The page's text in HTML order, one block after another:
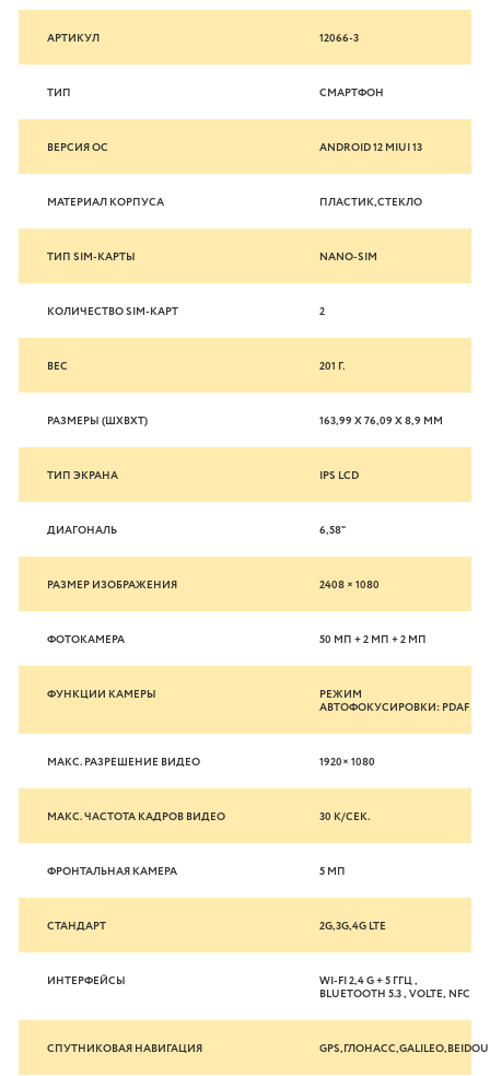
АРТИКУЛ 12066-3
ТИП СМАРТФОН
ВЕРСИЯ ОС ANDROID 12 MIUI 13
МАТЕРИАЛ КОРПУСА ПЛАСТИК,СТЕКЛО
ТИП SIM-КАРТЫ NANO-SIM
КОЛИЧЕСТВО SIM-КАРТ 2
ВЕС 201 Г.
РАЗМЕРЫ (ШXВXТ) 163,99 Х 76,09 Х 8,9 ММ
ТИП ЭКРАНА IPS LCD
ДИАГОНАЛЬ 6,58"
РАЗМЕР ИЗОБРАЖЕНИЯ 2408 × 1080
ФОТОКАМЕРА 50 МП + 2 МП + 2 МП
ФУНКЦИИ КАМЕРЫ
РЕЖИМ
АВТОФОКУСИРОВКИ: PDAF
МАКС. РАЗРЕШЕНИЕ ВИДЕО 1920× 1080
МАКС. ЧАСТОТА КАДРОВ ВИДЕО 30 К/СЕК.
ФРОНТАЛЬНАЯ КАМЕРА 5 МП
СТАНДАРТ 2G,3G,4G LTE
ИНТЕРФЕЙСЫ
WI-FI 2,4 G + 5 ГГЦ ,
BLUETOOTH 5.3 , VOLTE, NFC
СПУТНИКОВАЯ НАВИГАЦИЯ GPS,ГЛОНАСС,GALILEO,BEIDOU